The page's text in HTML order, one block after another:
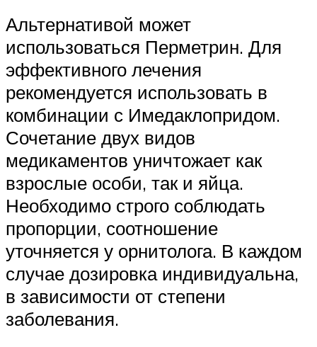
Альтернативой может
использоваться Перметрин. Для
эффективного лечения
рекомендуется использовать в
комбинации с Имедаклопридом.
Сочетание двух видов
медикаментов уничтожает как
взрослые особи, так и яйца.
Необходимо строго соблюдать
пропорции, соотношение
уточняется у орнитолога. В каждом
случае дозировка индивидуальна,
в зависимости от степени
заболевания.